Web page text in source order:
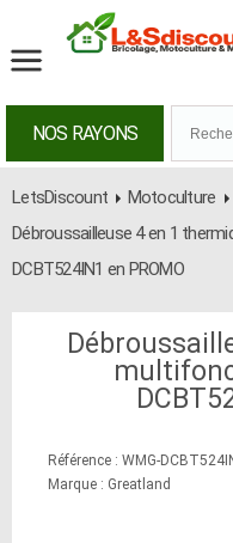
NOS RAYONS
LetsDiscount Motoculture
Débroussailleuse 4 en 1
DCBT524IN1 en PROMO
Référence : WMG-
Marque : Greatland